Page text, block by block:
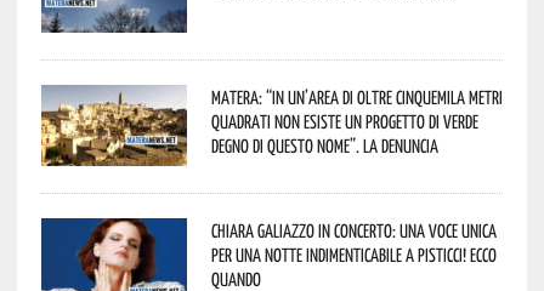
Matera: “In un’area di oltre cinquemila metri
quadrati non esiste un progetto di verde
degno di questo nome”. La denuncia
Chiara Galiazzo in concerto: una voce unica
per una notte indimenticabile a Pisticci! Ecco
quando